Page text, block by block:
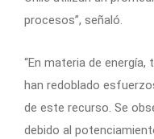
procesos”, señaló.
“En materia de
han redoblado
de este recurso. Se
debido al